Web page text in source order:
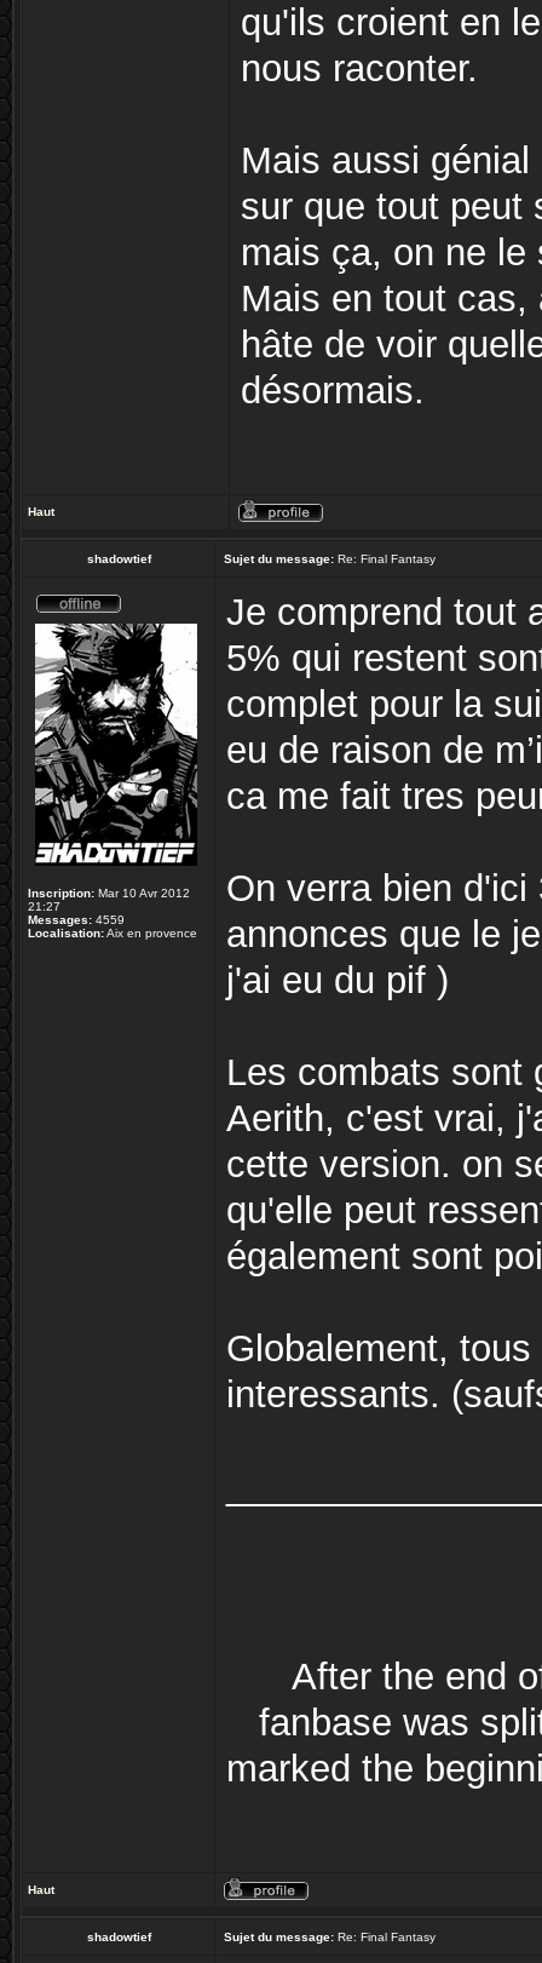
qu'ils croient en
nous raconter.
Mais aussi
sur que tout peut
mais ça, on ne le
Mais en tout cas,
hâte de voir
désormais.
Haut
shadowtief Sujet du message: Re: Final Fantasy
Inscription: Mar 10 Avr 2012
21:27
Messages: 4559
Localisation:Aix en provence
Je comprend tout
5% qui restent
complet pour la
eu de raison de
ca me fait tres
On verra bien
annonces que le
j'ai eu du pif )
Les combats sont
Aerith, c'est vrai,
cette version. on
qu'elle peut
également sont
Globalement,
interessants.
After the end
fanbase was
marked the
Haut
shadowtief Sujet du message: Re: Final Fantasy